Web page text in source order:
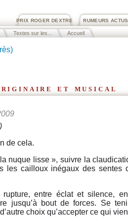
RUMEURS ACTUS
PRIX ROGER DEXTRE
Textes sur les... Accueil
et musical
de cela.
nuque lisse », suivre la
les cailloux inégaux des sentes
entre éclat et silence,
jusqu’à bout de forces. Se
choix qu’accepter ce qui